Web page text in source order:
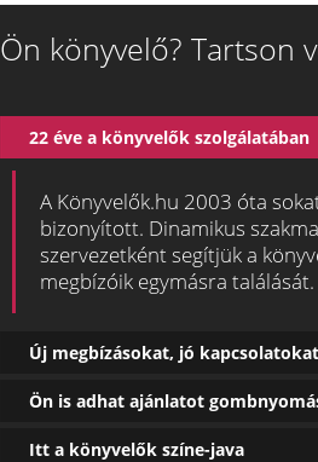
Ön könyvelő? Tartson
22 éve a könyvelők szolgálatában
A Könyvelők.hu 2003 óta
bizonyított. Dinamikus
szervezetként segítjük a
megbízóik egymásra találását.
Új megbízásokat, jó
Ön is adhat ajánlatot
Itt a könyvelők színe-java